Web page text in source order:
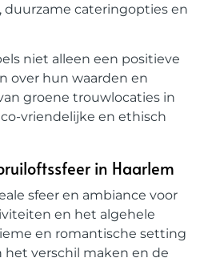
cateringopties en
niet alleen een positieve
over hun waarden en
groene trouwlocaties in
vriendelijke en ethisch
in Haarlem
sfeer en ambiance voor
en het algehele
en romantische setting
verschil maken en de